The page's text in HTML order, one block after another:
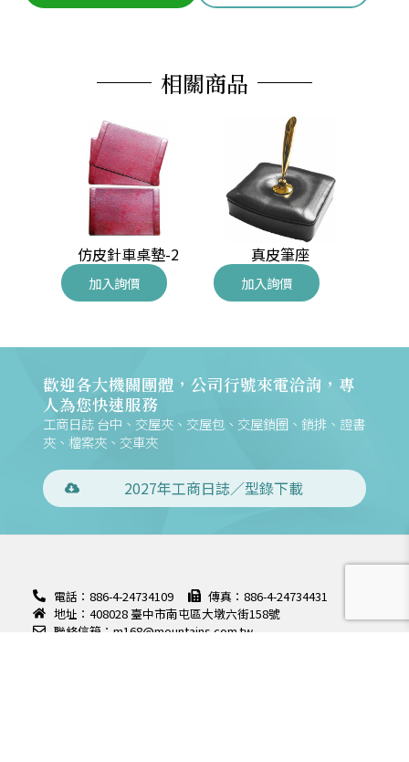
相關商品
仿皮針車桌墊-2
加入詢價
真皮筆座
加入詢價
歡迎各大機關團體，公司行號來電洽詢，專
人為您快速服務
工商日誌 台中、交屋夾、交屋包、交屋鎖圈、鎖排、證書
夾、檔案夾、交車夾
2027年工商日誌／型錄下載
電話：886-4-24734109
傳真：886-4-24734431
地址：408028 臺中市南屯區大墩六街158號
聯絡信箱：m168@mountains.com.tw